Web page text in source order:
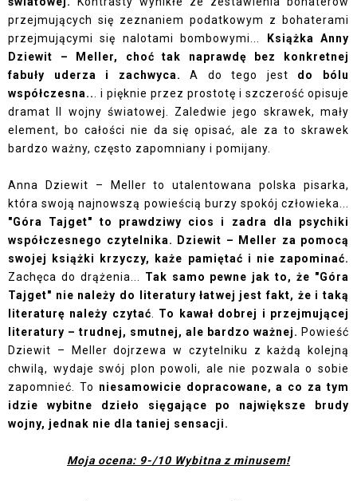
przejmujących się zeznaniem podatkowym z bohaterami
przejmującymi się nalotami bombowymi...
Książka Anny
Dziewit – Meller, choć tak naprawdę bez konkretnej
fabuły uderza i zachwyca.
A do tego jest do bólu
współczesna..
. i pięknie przez prostotę i szczerość opisuje
dramat II wojny światowej. Zaledwie jego skrawek, mały
element, bo całości nie da się opisać, ale za to skrawek
bardzo ważny, często zapomniany i pomijany.
Anna Dziewit – Meller to utalentowana polska pisarka,
która swoją najnowszą powieścią burzy spokój człowieka...
"Góra Tajget" to prawdziwy cios i zadra dla psychiki
współczesnego czytelnika. Dziewit – Meller za pomocą
swojej książki krzyczy, każe pamiętać i nie zapominać.
Zachęca do drążenia... Tak samo pewne jak to, że "Góra
Tajget" nie należy do literatury łatwej jest fakt, że i taką
literaturę należy czytać
To kawał dobrej i przejmującej
literatury – trudnej, smutnej, ale bardzo ważnej. Powieść
Dziewit – Meller dojrzewa w czytelniku z każdą kolejną
chwilą, wydaje swój plon powoli, ale nie pozwala o sobie
zapomnieć. To niesamowicie dopracowane, a co za tym
idzie wybitne dzieło sięgające po największe brudy
wojny, jednak nie dla taniej sensacji.
Moja ocena: 9-/10 Wybitna z minusem!